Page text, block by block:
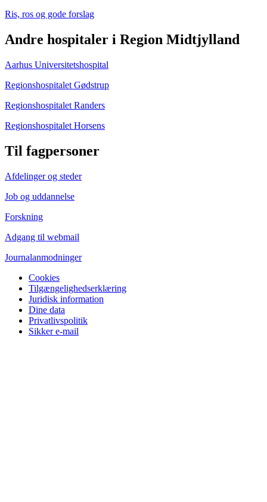
Ris, ros og gode forslag
Andre hospitaler i Region Midtjylland
Aarhus Universitetshospital
Regionshospitalet Gødstrup
Regionshospitalet Randers
Regionshospitalet Horsens
Til fagpersoner
Afdelinger og steder
Job og uddannelse
Forskning
Adgang til webmail
Journalanmodninger
Cookies
Tilgængelighedserklæring
Juridisk information
Dine data
Privatlivspolitik
Sikker e-mail